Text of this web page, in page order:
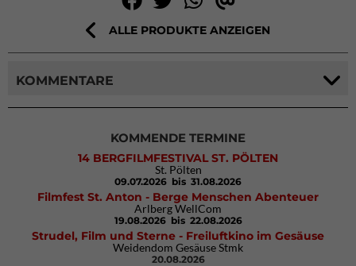
ALLE PRODUKTE ANZEIGEN
KOMMENTARE
KOMMENDE TERMINE
14 BERGFILMFESTIVAL ST. PÖLTEN
St. Pölten
09.07.2026 bis 31.08.2026
Filmfest St. Anton - Berge Menschen Abenteuer
Arlberg WellCom
19.08.2026 bis 22.08.2026
Strudel, Film und Sterne - Freiluftkino im Gesäuse
Weidendom Gesäuse Stmk
20.08.2026